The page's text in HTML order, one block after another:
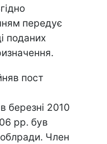
передує
поданих
пост
березні 2010
рр. був
облради. Член